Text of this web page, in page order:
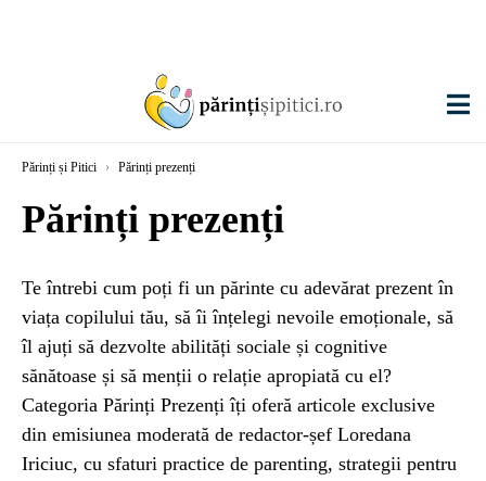
Părinți și Pitici › Părinți prezenți
Părinți prezenți
Te întrebi cum poți fi un părinte cu adevărat prezent în
viața copilului tău, să îi înțelegi nevoile emoționale, să
îl ajuți să dezvolte abilități sociale și cognitive
sănătoase și să menții o relație apropiată cu el?
Categoria Părinți Prezenți îți oferă articole exclusive
din emisiunea moderată de redactor-șef Loredana
Iriciuc, cu sfaturi practice de parenting, strategii pentru